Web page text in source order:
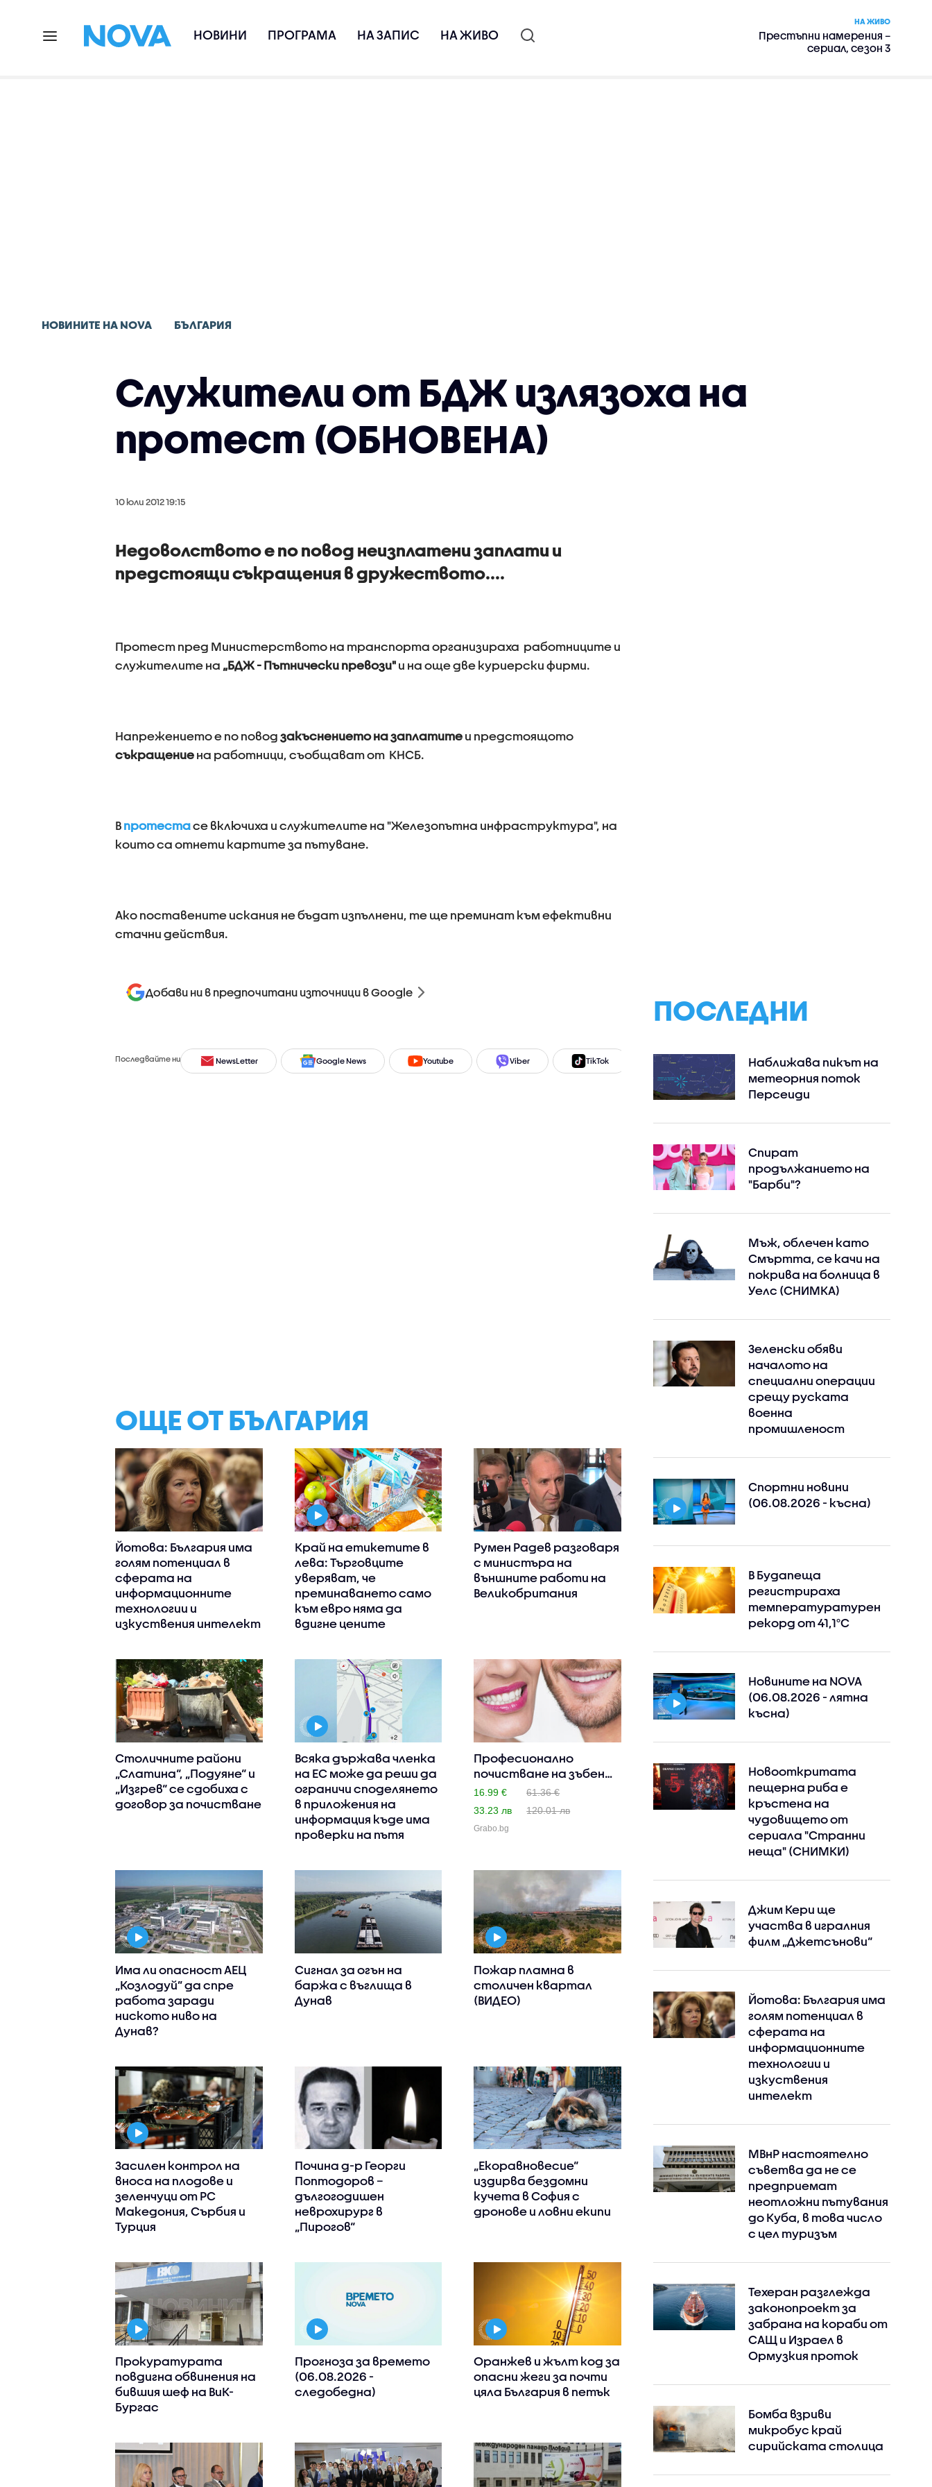
НОВИНИ ПРОГРАМА НА ЗАПИС НА ЖИВО
НА ЖИВО
Престъпни намерения –
сериал, сезон 3
НОВИНИТЕ НА NOVA БЪЛГАРИЯ
Служители от БДЖ излязоха на
протест (ОБНОВЕНА)
10 юли 2012 19:15
Недоволството е по повод неизплатени заплати и
предстоящи съкращения в дружеството....
Протест пред Министерството на транспорта организираха работниците и
служителите на „БДЖ - Пътнически превози" и на още две куриерски фирми.
Напрежението е по повод закъснението на заплатитеи предстоящото
съкращение на работници, съобщават от КНСБ.
В протестасе включиха и служителите на "Железопътна инфраструктура", на
които са отнети картите за пътуване.
Ако поставените искания не бъдат изпълнени, те ще преминат към ефективни
стачни действия.
Добави ни в предпочитани източници в Google
Последвайте ни NewsLetter Google News Youtube Viber TikTok Instagram Facebook
ОЩЕ ОТ БЪЛГАРИЯ
Йотова: България има
голям потенциал в
сферата на
информационните
технологии и
изкуствения интелект
Край на етикетите в
лева: Търговците
уверяват, че
преминаването само
към евро няма да
вдигне цените
Румен Радев разговаря
с министъра на
външните работи на
Великобритания
Столичните райони
„Слатина“, „Подуяне“ и
„Изгрев“ се сдобиха с
договор за почистване
Всяка държава членка
на ЕС може да реши да
ограничи споделянето
в приложения на
информация къде има
проверки на пътя
Професионално
почистване на зъбен
камък и по..
16.99 €
61.36 €
33.23 лв
120.01 лв
Grabo.bg
Има ли опасност АЕЦ
„Козлодуй” да спре
работа заради
ниското ниво на
Дунав?
Сигнал за огън на
баржа с въглища в
Дунав
Пожар пламна в
столичен квартал
(ВИДЕО)
Засилен контрол на
вноса на плодове и
зеленчуци от РС
Македония, Сърбия и
Турция
Почина д-р Георги
Поптодоров –
дългогодишен
неврохирург в
„Пирогов“
„Екоравновесие“
издирва бездомни
кучета в София с
дронове и ловни екипи
Прокуратурата
повдигна обвинения на
бившия шеф на ВиК-
Бургас
Прогноза за времето
(06.08.2026 -
следобедна)
Оранжев и жълт код за
опасни жеги за почти
цяла България в петък
ПОСЛЕДНИ
Наближава пикът на
метеорния поток
Персеиди
Спират
продължанието на
"Барби"?
Мъж, облечен като
Смъртта, се качи на
покрива на болница в
Уелс (СНИМКА)
Зеленски обяви
началото на
специални операции
срещу руската
военна
промишленост
Спортни новини
(06.08.2026 - късна)
В Будапеща
регистрираха
температуратурен
рекорд от 41,1°C
Новините на NOVA
(06.08.2026 - лятна
късна)
Новооткритата
пещерна риба е
кръстена на
чудовището от
сериала "Странни
неща" (СНИМКИ)
Джим Кери ще
участва в игралния
филм „Джетсънови“
Йотова: България има
голям потенциал в
сферата на
информационните
технологии и
изкуствения
интелект
МВнР настоятелно
съветва да не се
предприемат
неотложни пътувания
до Куба, в това число
с цел туризъм
Техеран разглежда
законопроект за
забрана на кораби от
САЩ и Израел в
Ормузкия проток
Бомба взриви
микробус край
сирийската столица